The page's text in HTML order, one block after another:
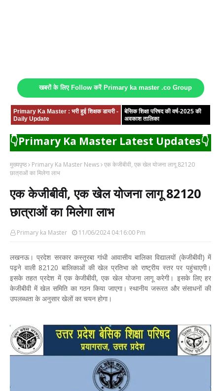
खबरों के लिए Follow करें Primary ka master .co Group
Primary Ka Master : भरी हुई शिक्षक डायरी -
Daily Update
बेसिक शिक्षा परिषद की वर्ष-2025 की
अवकाश तालिका
👇Primary Ka Master Latest Updates👇
मुख्यपृष्ठ Primary Ka Master News एक केजीबीवी, एक खेल योजना लागू 82120
छात्राओं का मिलेगा लाभ
एक केजीबीवी, एक खेल योजना लागू 82120
छात्राओं का मिलेगा लाभ
Primary ka Master 11/06/2024 04:16:00 Pm
लखनऊ। प्रदेश सरकार कस्तूरबा गांधी आवासीय बालिका विद्यालयों (केजीबीवी) में
पढ़ने वाली 82120 बालिकाओं की खेल प्रतिभा को राष्ट्रीय स्तर पर पहुंचाएगी।
इसके तहत प्रदेश में एक केजीबीवी, एक खेल योजना लागू करेगी। इसके लिए हर
केजीबीवी में खेल समिति का गठन किया जाएगा। स्थानीय जरूरत और संसाधनों की
उपलब्धता के अनुसार खेलों का चयन होगा।